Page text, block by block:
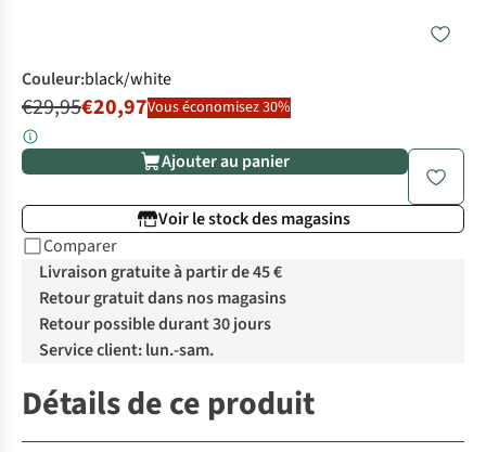
Couleur:black/white
€29,95€20,97Vous économisez 30%
Ajouter au panier
Voir le stock des magasins
Comparer
Livraison gratuite à partir de 45 €
Retour gratuit dans nos magasins
Retour possible durant 30 jours
Service client: lun.-sam.
Détails de ce produit